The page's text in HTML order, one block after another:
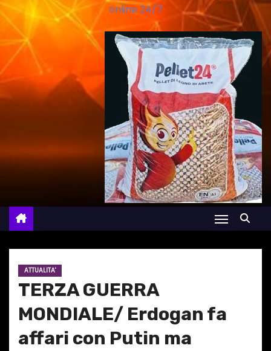
online 24/7
ATTUALITA'
TERZA GUERRA
MONDIALE/ Erdogan fa
affari con Putin ma